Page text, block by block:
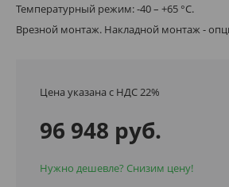
Температурный режим: -40 – +65 °С.
Врезной монтаж. Накладной монтаж -
Цена указана с НДС 22%
96 948 руб.
Нужно дешевле? Снизим цену!